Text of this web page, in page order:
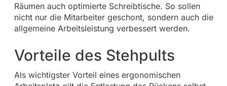
Räumen auch optimierte Schreibtische. So sollen
nicht nur die Mitarbeiter geschont, sondern auch die
allgemeine Arbeitsleistung verbessert werden.
Vorteile des Stehpults
Als wichtigster Vorteil eines ergonomischen